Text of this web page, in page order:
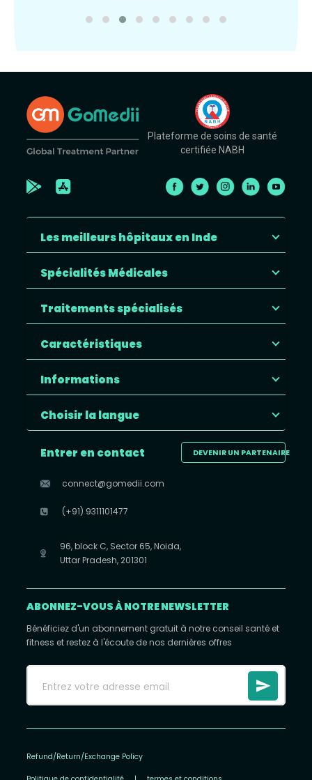
Plateforme de soins de santé
certifiée NABH
Les meilleurs hôpitaux en Inde
Spécialités Médicales
Traitements spécialisés
Caractéristiques
Informations
Choisir la langue
DEVENIR UN PARTENAIRE
Entrer en contact
connect@gomedii.com
(+91) 9311101477
96, block C, Sector 65, Noida,
Uttar Pradesh, 201301
ABONNEZ-VOUS À NOTRE NEWSLETTER
Bénéficiez d'un abonnement gratuit à notre conseil santé et
fitness et restez à l'écoute de nos dernières offres
Refund/Return/Exchange Policy